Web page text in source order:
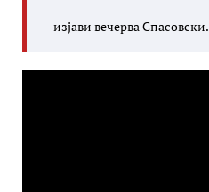
изјави вечерва Спасовски.